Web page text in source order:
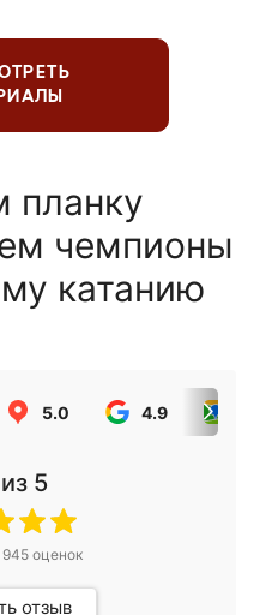
чемпионы
катанию
5.0 4.9
из 5
945оценок
отзыв